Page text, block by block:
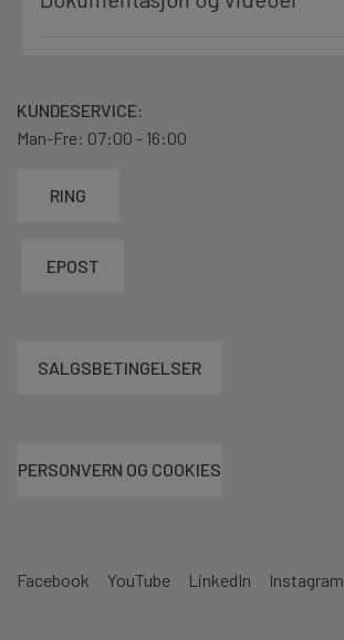
Facebook YouTube LinkedIn Instagram
KUNDESERVICE:
Man-Fre: 07:00 - 16:00
RING
EPOST
SALGSBETINGELSER
PERSONVERN OG COOKIES